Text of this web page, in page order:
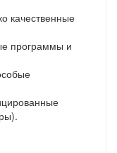
качественные
программы и